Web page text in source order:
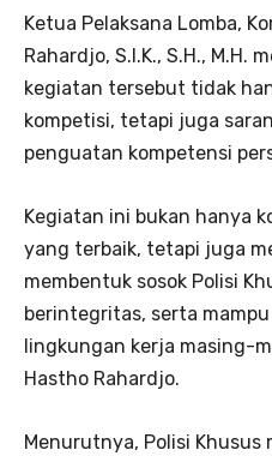
Ketua Pelaksana Lomba,
Rahardjo, S.I.K., S.H., M.H.
kegiatan tersebut tidak
kompetisi, tetapi juga
penguatan kompetensi
Kegiatan ini bukan hanya
yang terbaik, tetapi juga
membentuk sosok Polisi
berintegritas, serta
lingkungan kerja masing-
Hastho Rahardjo.
Menurutnya, Polisi